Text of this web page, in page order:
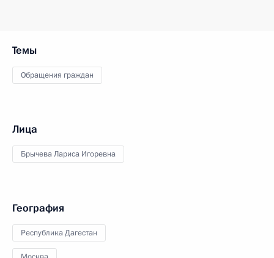
Темы
Обращения граждан
Лица
Брычева Лариса Игоревна
География
Республика Дагестан